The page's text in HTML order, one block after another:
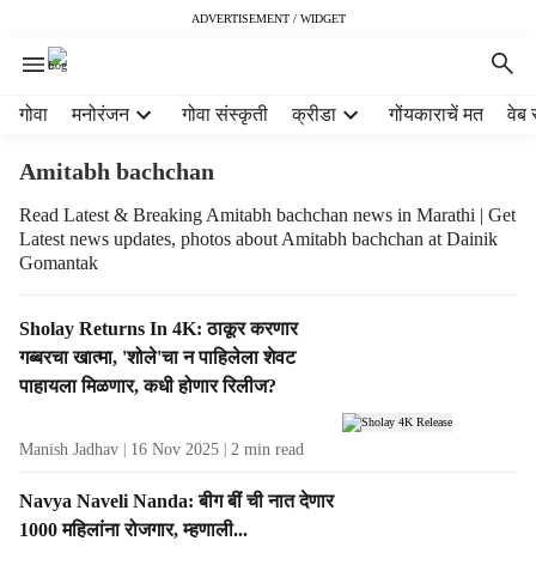
ADVERTISEMENT / WIDGET
गोवा मनोरंजन गोवा संस्कृती क्रीडा गोंयकाराचें मत वेब
Amitabh bachchan
Read Latest & Breaking Amitabh bachchan news in Marathi | Get
Latest news updates, photos about Amitabh bachchan at Dainik
Gomantak
T
a
g
s
l
t
Sholay Returns In 4K: ठाकूर करणार
गब्बरचा खात्मा, 'शोले'चा न पाहिलेला शेवट
पाहायला मिळणार, कधी होणार रिलीज?
Manish Jadhav 16 Nov 2025 2 min read
Navya Naveli Nanda: बीग बीं ची नात देणार
1000 महिलांना रोजगार, म्हणाली...